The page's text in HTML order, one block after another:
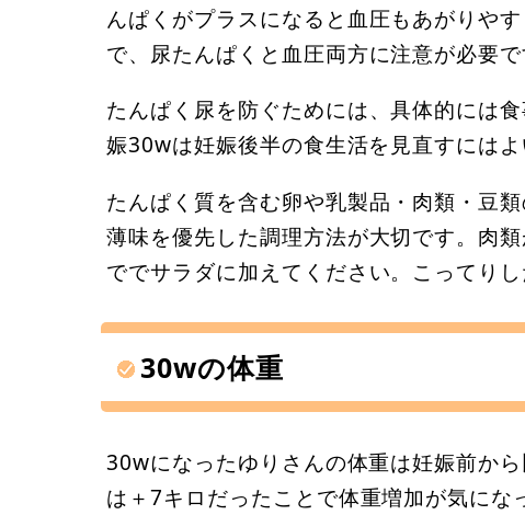
んぱくがプラスになると血圧もあがりや
で、尿たんぱくと血圧両方に注意が必要で
たんぱく尿を防ぐためには、具体的には
娠30wは妊娠後半の食生活を見直すにはよ
たんぱく質を含む卵や乳製品・肉類・豆
薄味を優先した調理方法が大切です。肉
ででサラダに加えてください。こってり
30wの体重
30wになったゆりさんの体重は妊娠前か
は＋7キロだったことで体重増加が気に